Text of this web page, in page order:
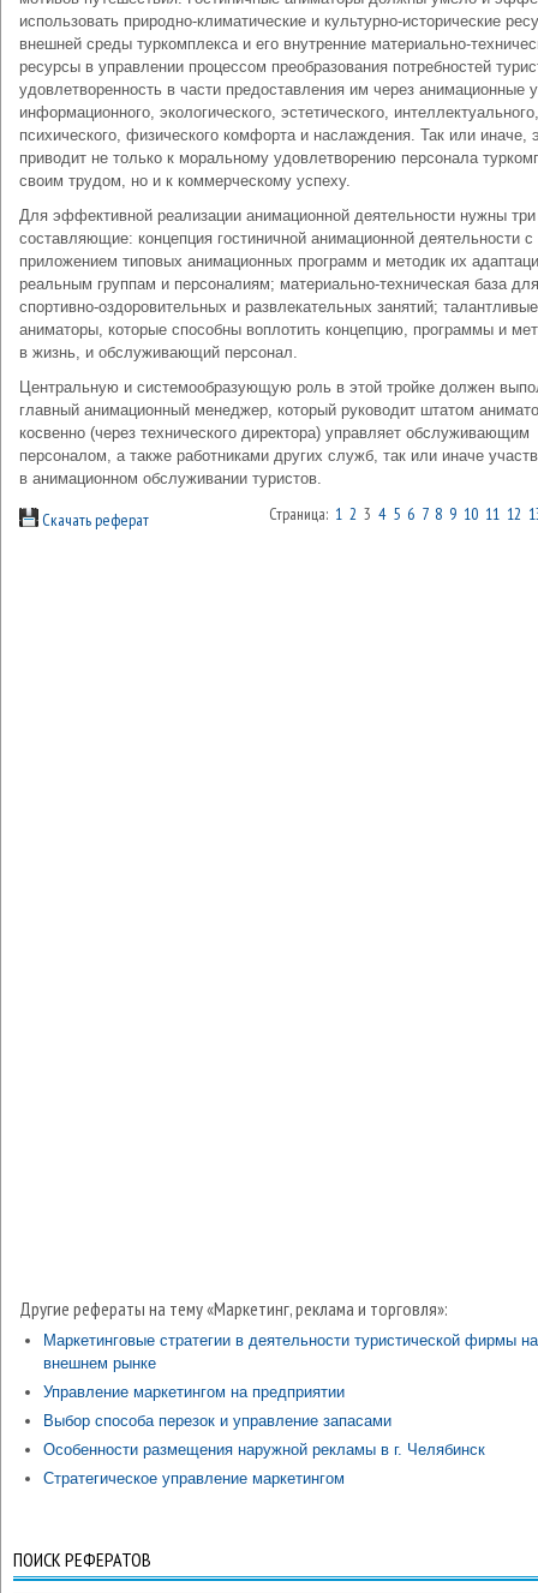
использовать природно-климатические и культурно-исторические
внешней среды туркомплекса и его внутренние материально-
ресурсы в управлении процессом преобразования потребностей
удовлетворенность в части предоставления им через анимационные
информационного, экологического, эстетического, интеллектуального,
психического, физического комфорта и наслаждения. Так или иначе,
приводит не только к моральному удовлетворению персонала
своим трудом, но и к коммерческому успеху.
Для эффективной реализации анимационной деятельности нужны три
составляющие: концепция гостиничной анимационной деятельности с
приложением типовых анимационных программ и методик их
реальным группам и персоналиям; материально-техническая база для
спортивно-оздоровительных и развлекательных занятий; талантливые
аниматоры, которые способны воплотить концепцию, программы и
в жизнь, и обслуживающий персонал.
Центральную и системообразующую роль в этой тройке должен
главный анимационный менеджер, который руководит штатом
косвенно (через технического директора) управляет обслуживающим
персоналом, а также работниками других служб, так или иначе
в анимационном обслуживании туристов.
Скачать реферат Страница: 1 2 3 4 5 6 7 8 9 10 11 12
Другие рефераты на тему «Маркетинг, реклама и торговля»:
Маркетинговые стратегии в деятельности туристической фирмы на
внешнем рынке
Управление маркетингом на предприятии
Выбор способа перезок и управление запасами
Особенности размещения наружной рекламы в г. Челябинск
Стратегическое управление маркетингом
ПОИСК РЕФЕРАТОВ